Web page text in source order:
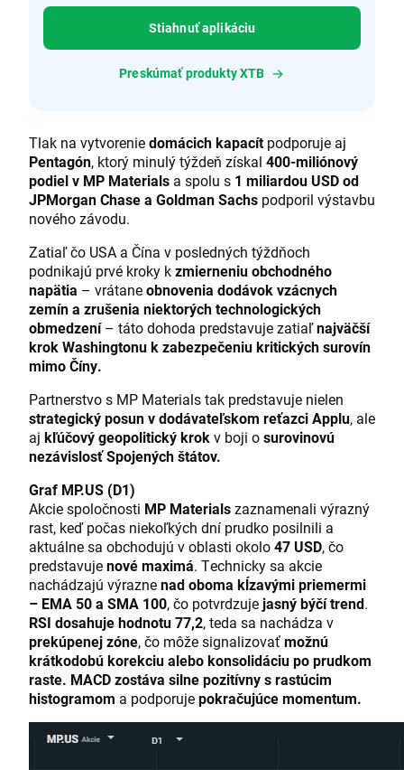
Stiahnuť aplikáciu
Preskúmať produkty XTB
Tlak na vytvoreniedomácich kapacítpodporuje aj
Pentagón, ktorý minulý týždeň získal 400-miliónový
podiel v MP Materials a spolu s 1 miliardou USD od
JPMorgan Chase a Goldman Sachs podporil výstavbu
nového závodu.
Zatiaľ čo USA a Čína v posledných týždňoch
podnikajú prvé kroky kzmierneniu obchodného
napätia – vrátaneobnovenia dodávok vzácnych
zemín a zrušenia niektorých technologických
obmedzení– táto dohoda predstavuje zatiaľnajväčší
krok Washingtonu k zabezpečeniu kritických surovín
mimo Číny.
Partnerstvo s MP Materials tak predstavuje nielen
strategický posun v dodávateľskom reťazci Applu, ale
aj kľúčový geopolitický krokv boji osurovinovú
nezávislosť Spojených štátov.
Graf MP.US (D1)
Akcie spoločnosti MP Materialszaznamenali výrazný
rast, keď počas niekoľkých dní prudko posilnili a
aktuálne sa obchodujú v oblasti okolo47 USD, čo
predstavujenové maximá. Technicky sa akcie
nachádzajú výraznenad oboma kĺzavými priemermi
– EMA 50 a SMA 100, čo potvrdzujejasný býčí trend.
RSI dosahuje hodnotu 77,2, teda sa nachádza v
prekúpenej zóne, čo môže signalizovaťmožnú
krátkodobú korekciu alebo konsolidáciu po prudkom
raste. MACD zostáva silne pozitívny s rastúcim
histogramom a podporujepokračujúce momentum.